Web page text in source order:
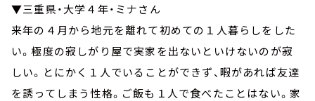
▼三重県・大学４年・ミナさん
来年の４月から地元を離れて初めての１人暮らしをした
い。極度の寂しがり屋で実家を出ないといけないのが寂
しい。とにかく１人でいることができず、暇があれば友達
を誘ってしまう性格。ご飯も１人で食べたことはない。家